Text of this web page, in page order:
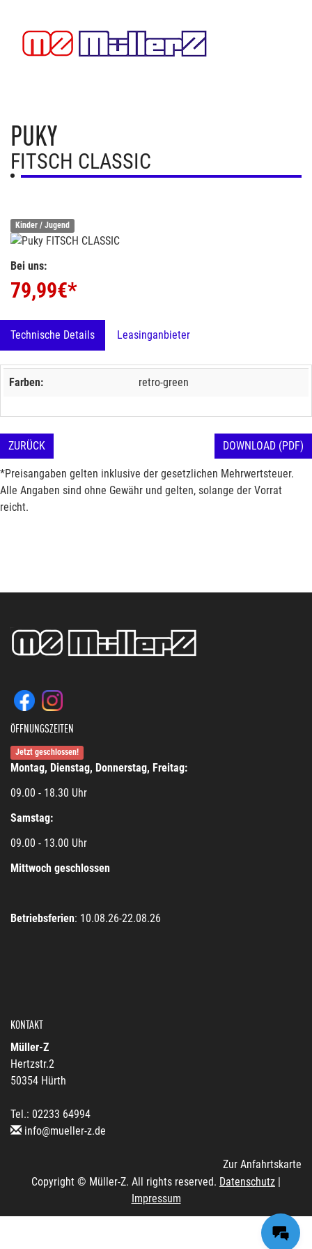
PUKY
FITSCH CLASSIC
Kinder / Jugend
Bei uns:
79,99€*
Technische Details Leasinganbieter
Farben: retro-green
ZURÜCK DOWNLOAD (PDF)
*Preisangaben gelten inklusive der gesetzlichen Mehrwertsteuer.
Alle Angaben sind ohne Gewähr und gelten, solange der Vorrat
reicht.
ÖFFNUNGSZEITEN
Jetzt geschlossen!
Montag, Dienstag, Donnerstag, Freitag:
09.00 - 18.30 Uhr
Samstag:
09.00 - 13.00 Uhr
Mittwoch geschlossen
Betriebsferien: 10.08.26-22.08.26
KONTAKT
Müller-Z
Hertzstr.2
50354 Hürth
Tel.: 02233 64994
info@mueller-z.de
Zur Anfahrtskarte
Copyright © Müller-Z. All rights reserved. Datenschutz |
Impressum